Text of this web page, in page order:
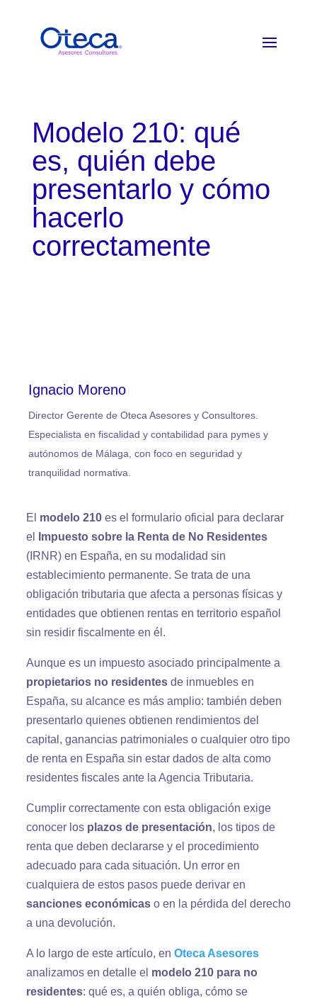
Modelo 210: qué
es, quién debe
presentarlo y cómo
hacerlo
correctamente
Ignacio Moreno
Director Gerente de Oteca Asesores y Consultores.
Especialista en fiscalidad y contabilidad para pymes y
autónomos de Málaga, con foco en seguridad y
tranquilidad normativa.
El modelo 210es el formulario oficial para declarar
el
Impuesto sobre la Renta de No Residentes
(IRNR) en España, en su modalidad sin
establecimiento permanente. Se trata de una
obligación tributaria que afecta a personas físicas y
entidades que obtienen rentas en territorio español
sin residir fiscalmente en él.
Aunque es un impuesto asociado principalmente a
propietarios no residentesde inmuebles en
España, su alcance es más amplio: también deben
presentarlo quienes obtienen rendimientos del
capital, ganancias patrimoniales o cualquier otro tipo
de renta en España sin estar dados de alta como
residentes fiscales ante la Agencia Tributaria.
Cumplir correctamente con esta obligación exige
conocer los plazos de presentación, los tipos de
renta que deben declararse y el procedimiento
adecuado para cada situación. Un error en
cualquiera de estos pasos puede derivar en
sanciones económicaso en la pérdida del derecho
a una devolución.
A lo largo de este artículo, en Oteca Asesores
analizamos en detalle el modelo 210 para no
residentes: qué es, a quién obliga, cómo se